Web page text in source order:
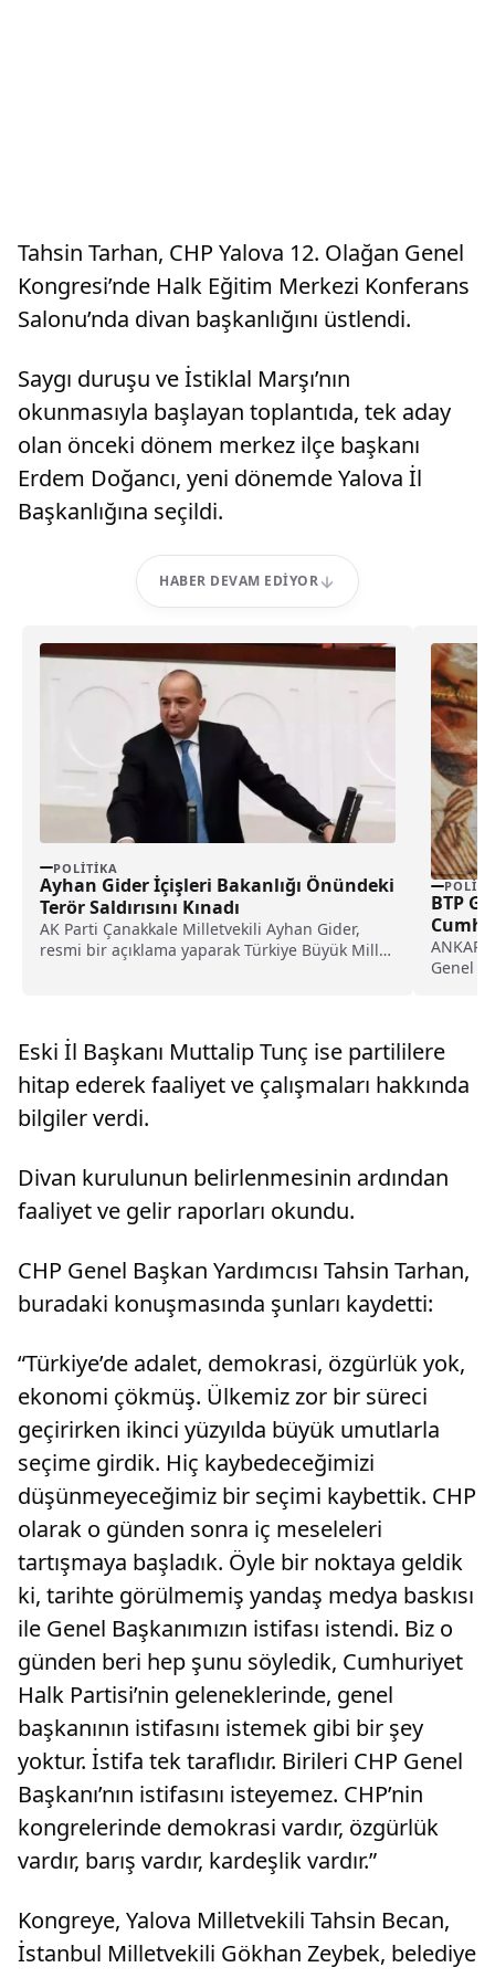
Tahsin Tarhan, CHP Yalova 12. Olağan Genel
Kongresi’nde Halk Eğitim Merkezi Konferans
Salonu’nda divan başkanlığını üstlendi.
Saygı duruşu ve İstiklal Marşı’nın
okunmasıyla başlayan toplantıda, tek aday
olan önceki dönem merkez ilçe başkanı
Erdem Doğancı, yeni dönemde Yalova İl
Başkanlığına seçildi.
HABER DEVAM EDIYOR
POLITIKA
Ayhan Gider İçişleri Bakanlığı Önündeki
Terör Saldırısını Kınadı
AK Parti Çanakkale Milletvekili Ayhan Gider,
resmi bir açıklama yaparak Türkiye Büyük Millet
BTP
Genel
Eski İl Başkanı Muttalip Tunç ise partililere
hitap ederek faaliyet ve çalışmaları hakkında
bilgiler verdi.
Divan kurulunun belirlenmesinin ardından
faaliyet ve gelir raporları okundu.
CHP Genel Başkan Yardımcısı Tahsin Tarhan,
buradaki konuşmasında şunları kaydetti:
“Türkiye’de adalet, demokrasi, özgürlük yok,
ekonomi çökmüş. Ülkemiz zor bir süreci
geçirirken ikinci yüzyılda büyük umutlarla
seçime girdik. Hiç kaybedeceğimizi
düşünmeyeceğimiz bir seçimi kaybettik. CHP
olarak o günden sonra iç meseleleri
tartışmaya başladık. Öyle bir noktaya geldik
ki, tarihte görülmemiş yandaş medya baskısı
ile Genel Başkanımızın istifası istendi. Biz o
günden beri hep şunu söyledik, Cumhuriyet
Halk Partisi’nin geleneklerinde, genel
başkanının istifasını istemek gibi bir şey
yoktur. İstifa tek taraflıdır. Birileri CHP Genel
Başkanı’nın istifasını isteyemez. CHP’nin
kongrelerinde demokrasi vardır, özgürlük
vardır, barış vardır, kardeşlik vardır.”
Kongreye, Yalova Milletvekili Tahsin Becan,
İstanbul Milletvekili Gökhan Zeybek, belediye